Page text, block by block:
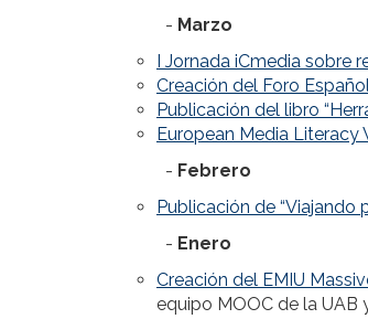
- Marzo
I Jornada iCmedia sobre
Creación del Foro
Publicación del libro
European Media Literacy
- Febrero
Publicación de “Viajando
- Enero
Creación del EMIU
equipo MOOC de la UAB